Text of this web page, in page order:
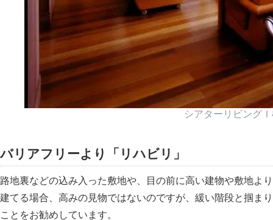
シアターリビング
バリアフリーより リハビリ
路地裏などの込み入った敷地や、目の前に高い建物や敷地よ
建てる場合、高みの見物ではないのですが、緩い階段と掴ま
ことをお勧めしています。